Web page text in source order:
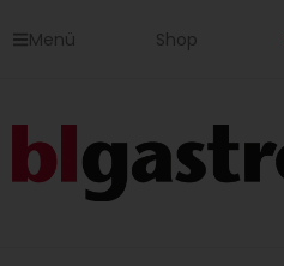
InhaltMenü Shop